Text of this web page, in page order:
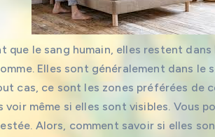
que le sang humain, elles restent
Elles sont généralement dans le
cas, ce sont les zones préférées de
même si elles sont visibles. Vous
Alors, comment savoir si elles